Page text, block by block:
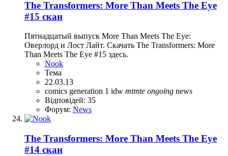
The Transformers: More Than Meets The Eye
#15 скан
Пятнадцатый выпуск More Than Meets The Eye:
Оверлорд и Лост Лайт. Скачать The Transformers: More
Than Meets The Eye #15 здесь.
Nook
Тема
22.03.13
comics generation 1 idw mtmte ongoing news
Відповідей: 35
Форум: News
The Transformers: More Than Meets The Eye
#14 скан